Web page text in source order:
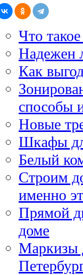
Что
Надежен
Как
способы
Новые
Шкафы
Белый
Строим
именно
Прямой
доме
Маркизы